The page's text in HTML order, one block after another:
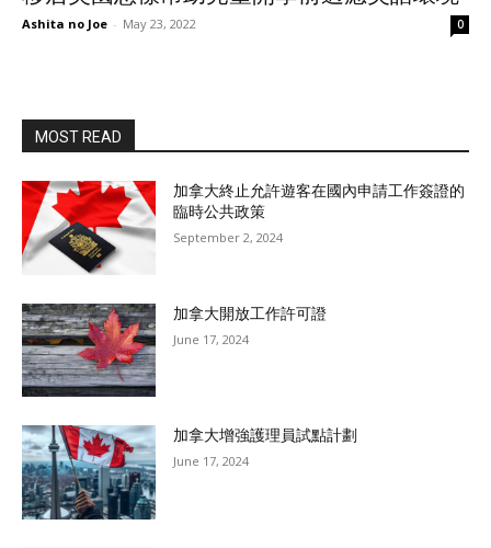
Ashita no Joe - May 23, 2022 0
MOST READ
加拿大終止允許遊客在國內申請工作簽證的
臨時公共政策
September 2, 2024
加拿大開放工作許可證
June 17, 2024
加拿大增強護理員試點計劃
June 17, 2024